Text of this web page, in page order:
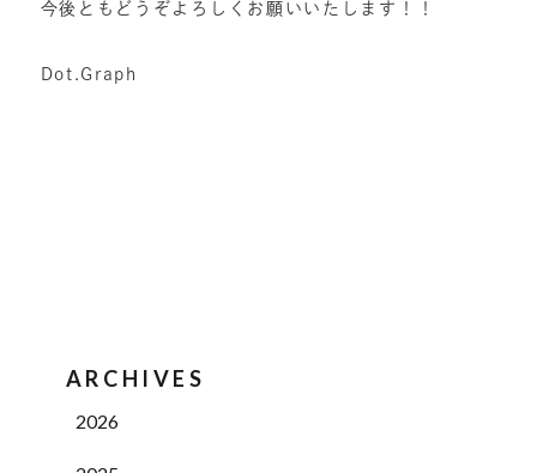
今後ともどうぞよろしくお願いいたします！！
Dot.Graph
ARCHIVES
2026